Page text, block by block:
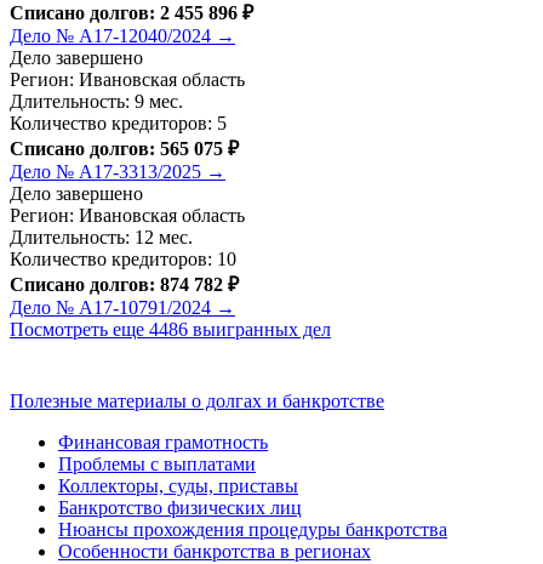
Списано долгов: 2 455 896 ₽
Дело № А17-12040/2024 →
Дело завершено
Регион: Ивановская область
Длительность: 9 мес.
Количество кредиторов: 5
Списано долгов: 565 075 ₽
Дело № А17-3313/2025 →
Дело завершено
Регион: Ивановская область
Длительность: 12 мес.
Количество кредиторов: 10
Списано долгов: 874 782 ₽
Дело № А17-10791/2024 →
Посмотреть еще 4486 выигранных дел
Полезные материалы о долгах и банкротстве
Финансовая грамотность
Проблемы с выплатами
Коллекторы, суды, приставы
Банкротство физических лиц
Нюансы прохождения процедуры банкротства
Особенности банкротства в регионах